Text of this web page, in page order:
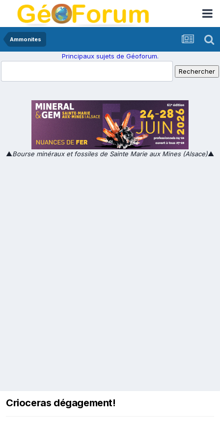
Ammonites
Principaux sujets de Géoforum.
▲Bourse minéraux et fossiles de Sainte Marie aux Mines (Alsace)▲
Crioceras dégagement!